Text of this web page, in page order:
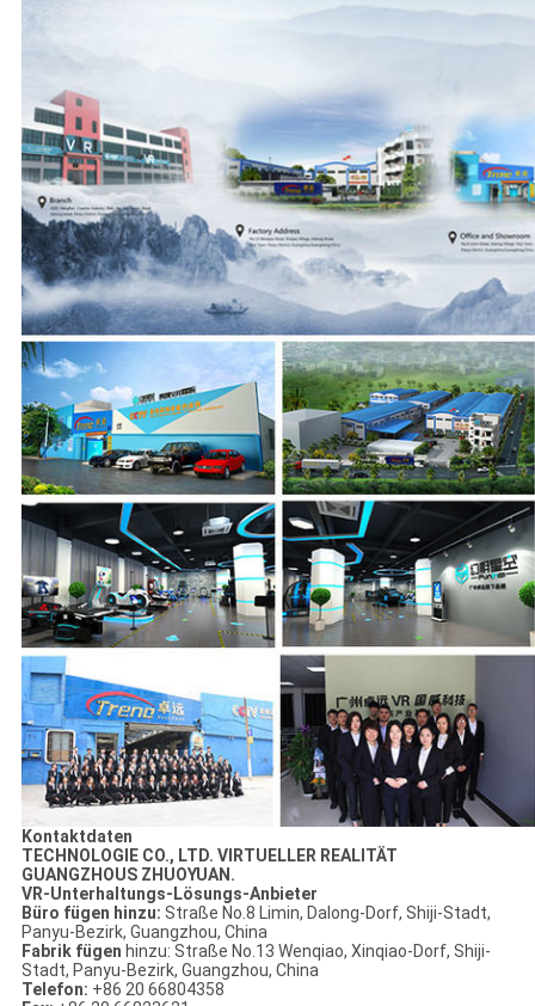
Kontaktdaten
TECHNOLOGIE CO., LTD. VIRTUELLER REALITÄT
GUANGZHOUS ZHUOYUAN.
VR-Unterhaltungs-Lösungs-Anbieter
Büro fügen hinzu: Straße No.8 Limin, Dalong-Dorf, Shiji-Stadt,
Panyu-Bezirk, Guangzhou, China
Fabrik fügen hinzu: Straße No.13 Wenqiao, Xinqiao-Dorf, Shiji-
Stadt, Panyu-Bezirk, Guangzhou, China
Telefon: +86 20 66804358